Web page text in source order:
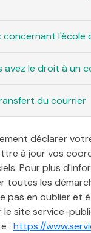
concernant l'école
avez le droit à un
du courrier
déclarer
à jour vos
Pour plus
toutes les
pas en oublier et
site service-
: https://